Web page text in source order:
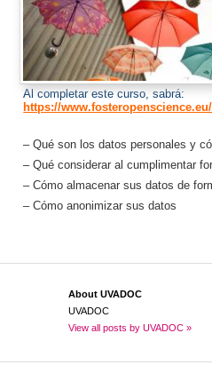
Al completar este curso, sabrá:
https://
– Qué son los datos personales y
– Qué considerar al cumplimentar
–Cómo almacenar sus datos de
– Cómo anonimizar sus datos
About UVADOC
UVADOC
View all posts by UVADOC »